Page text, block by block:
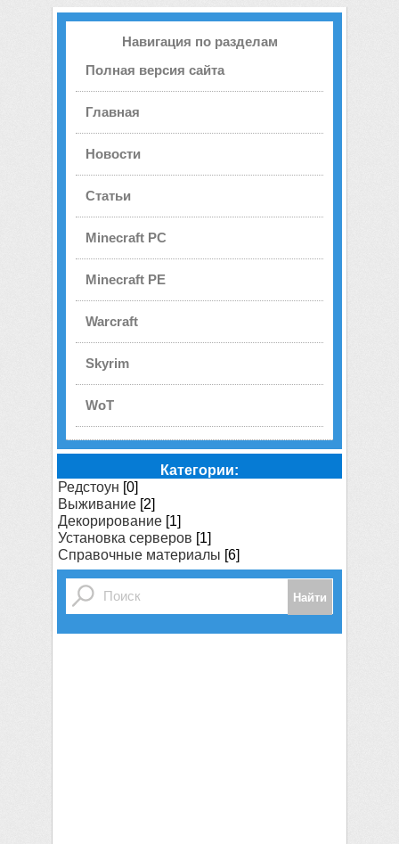
Навигация по разделам
Полная версия сайта
Главная
Новости
Статьи
Minecraft PC
Minecraft PE
Warcraft
Skyrim
WoT
Категории:
Редстоун [0]
Выживание [2]
Декорирование [1]
Установка серверов [1]
Справочные материалы [6]